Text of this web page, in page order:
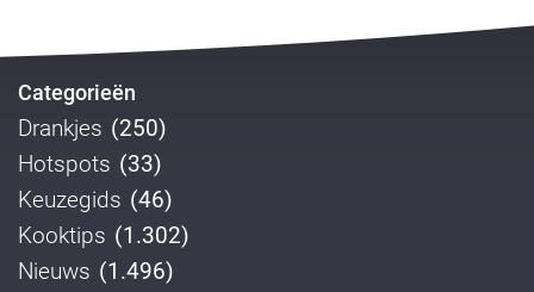
Categorieën
Drankjes (250)
Hotspots (33)
Keuzegids (46)
Kooktips (1.302)
Nieuws (1.496)